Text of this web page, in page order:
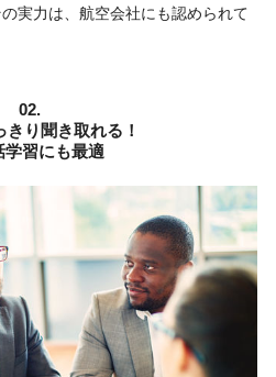
実力は、航空会社にも認められて
02.
きり聞き取れる！
学習にも最適